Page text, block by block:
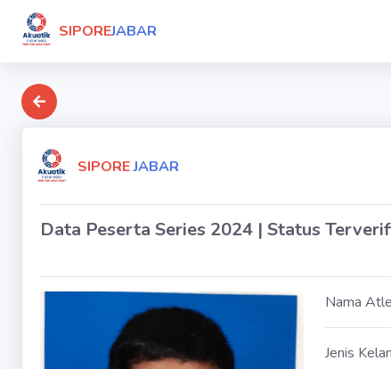
SIPOREJABAR
SIPOREJABAR
Data Peserta Series 2024 | Status
Nama
Jenis